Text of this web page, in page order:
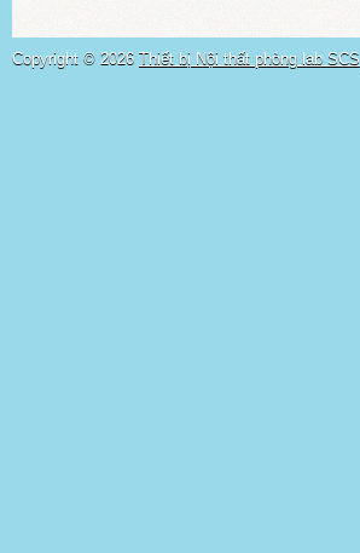
Copyright © 2026 Thiết bị Nội thất phòng lab SCS